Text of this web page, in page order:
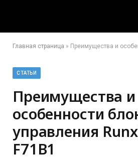
Главная страница » Преимущества и особенности
СТАТЬИ
Преимущества и
особенности
управления
F71B1